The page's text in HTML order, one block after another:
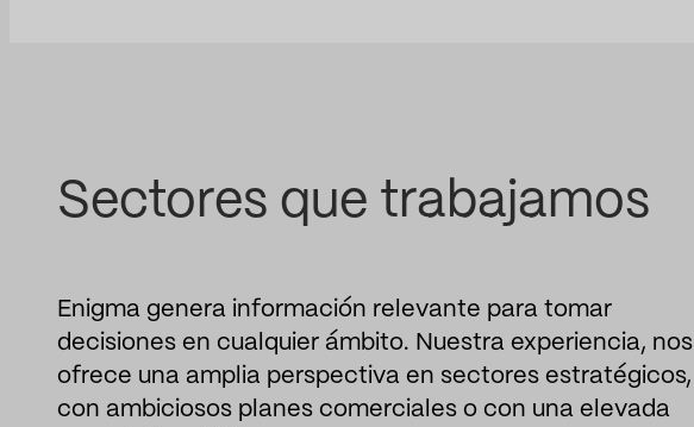
Sectores que trabajamos
Enigma genera información relevante para tomar
decisiones en cualquier ámbito. Nuestra experiencia, nos
ofrece una amplia perspectiva en sectores estratégicos,
con ambiciosos planes comerciales o con una elevada